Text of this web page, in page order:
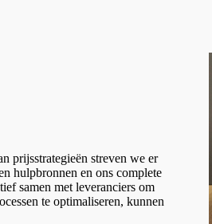
prijsstrategieën streven we er
hulpbronnen en ons complete
samen met leveranciers om
te optimaliseren, kunnen